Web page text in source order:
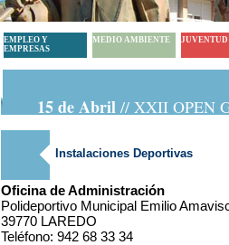
EMPLEO Y
EMPRESAS
MEDIO AMBIENTE JUVENTUD
15 de Abril// XXII OPEN
Instalaciones Deportivas
Oficina de Administración
Polideportivo Municipal Emilio
39770 LAREDO
Teléfono: 942 68 33 34